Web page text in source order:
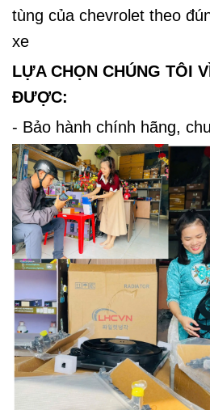
tùng của chevrolet theo
xe
LỰA CHỌN CHÚNG TÔI
ĐƯỢC:
- Bảo hành chính hãng,